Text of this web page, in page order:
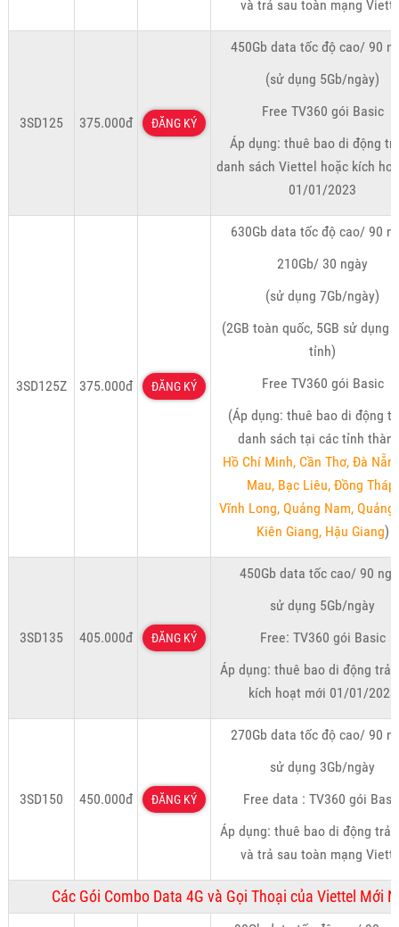
và trả sau toàn mạng
3SD125 375.000đ ĐĂNG KÝ
450Gb data tốc độ cao/ 90
(sử dụng 5Gb/ngày)
Free TV360 gói Basic
Áp dụng: thuê bao di động
danh sách Viettel hoặc kích
01/01/2023
3SD125Z 375.000đ ĐĂNG KÝ
630Gb data tốc độ cao/ 90
210Gb/ 30 ngày
(sử dụng 7Gb/ngày)
(2GB toàn quốc, 5GB sử dụng
tỉnh)
Free TV360 gói Basic
(Áp dụng: thuê bao di động
danh sách tại các tỉnh
Hồ Chí Minh, Cần Thơ, Đà
Mau, Bạc Liêu, Đồng Tháp,
Vĩnh Long, Quảng Nam, Quảng
Kiên Giang, Hậu Giang)
3SD135 405.000đ ĐĂNG KÝ
450Gb data tốc cao/ 90
sử dụng 5Gb/ngày
Free: TV360 gói Basic
Áp dụng: thuê bao di động trả
kích hoạt mới 01/01/2023
3SD150 450.000đ ĐĂNG KÝ
270Gb data tốc độ cao/ 90
sử dụng 3Gb/ngày
Free data : TV360 gói
Áp dụng: thuê bao di động trả
và trả sau toàn mạng
Các Gói Combo Data 4G và Gọi Thoại của Viettel Mới